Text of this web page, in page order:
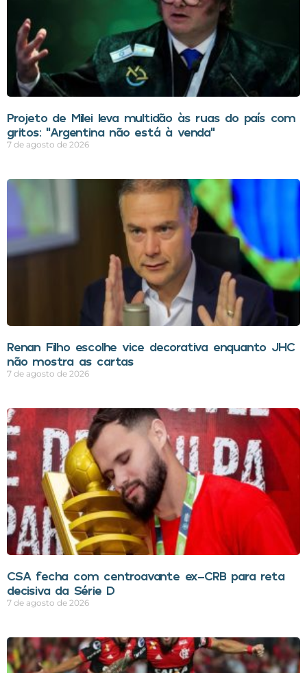
Projeto de Milei leva multidão às ruas do país com
gritos: “Argentina não está à venda”
7 de agosto de 2026
Renan Filho escolhe vice decorativa enquanto JHC
não mostra as cartas
7 de agosto de 2026
CSA fecha com centroavante ex-CRB para reta
decisiva da Série D
7 de agosto de 2026